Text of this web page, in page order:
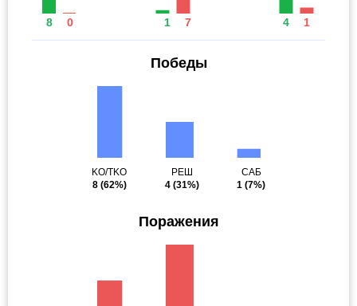
8 0 1 7 4 1
Победы
KO/TKO
8(62%)
РЕШ
4(31%)
САБ
1 (7%)
Поражения